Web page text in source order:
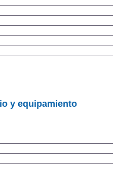
y equipamiento